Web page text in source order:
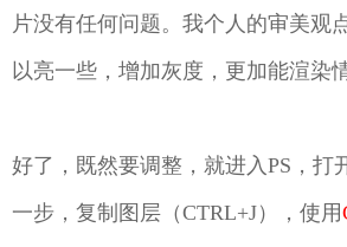
片没有任何问题。我个人的审美观
以亮一些，增加灰度，更加能渲染
好了，既然要调整，就进入PS，打
一步，复制图层（CTRL+J），使用